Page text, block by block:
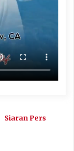
Siaran Pers